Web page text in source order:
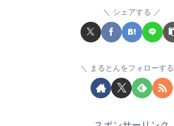
シェアする
まるとんをフォローする